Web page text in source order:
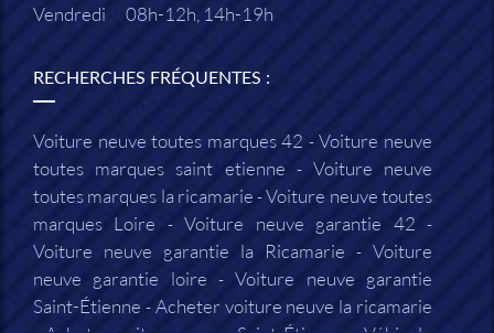
Vendredi
08h-12h, 14h-19h
RECHERCHES FRÉQUENTES :
Voiture neuve toutes marques 42
Voiture neuve
toutes marques saint etienne
Voiture neuve
toutes marques la ricamarie Voiture neuve toutes
marques Loire
Voiture neuve garantie 42
Voiture neuve garantie la Ricamarie
Voiture
neuve garantie loire
Voiture neuve garantie
Saint-Étienne
Acheter voiture neuve la ricamarie